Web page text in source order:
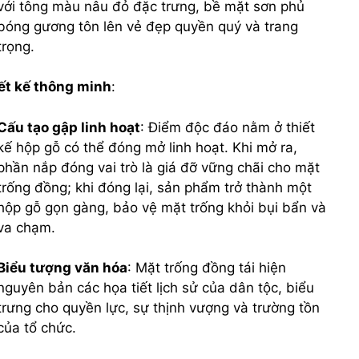
tông màu nâu đỏ đặc trưng, bề mặt sơn phủ
gương tôn lên vẻ đẹp quyền quý và trang
kế thông minh:
tạo gập linh hoạt: Điểm độc đáo nằm ở thiết
hộp gỗ có thể đóng mở linh hoạt. Khi mở ra,
nắp đóng vai trò là giá đỡ vững chãi cho mặt
đồng; khi đóng lại, sản phẩm trở thành một
gỗ gọn gàng, bảo vệ mặt trống khỏi bụi bẩn và
chạm.
tượng văn hóa: Mặt trống đồng tái hiện
bản các họa tiết lịch sử của dân tộc, biểu
cho quyền lực, sự thịnh vượng và trường tồn
tổ chức.